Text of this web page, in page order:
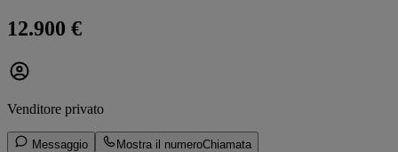
12.900 €
Venditore privato
Messaggio Mostra il numeroChiamata